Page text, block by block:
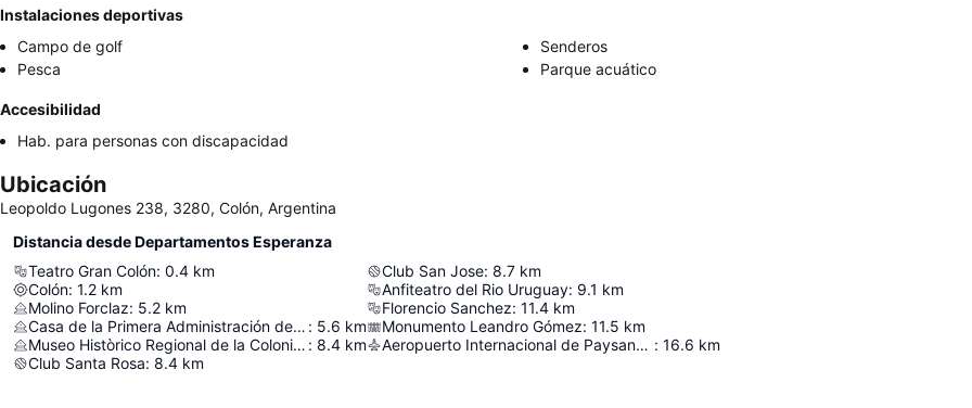
Instalaciones deportivas
Campo de golf
Senderos
Pesca
Parque acuático
Accesibilidad
Hab. para personas con discapacidad
Ubicación
Leopoldo Lugones 238, 3280, Colón, Argentina
Distancia desde Departamentos Esperanza
Teatro Gran Colón: 0.4 km
Colón: 1.2 km
Molino Forclaz: 5.2 km
Casa de la Primera Administración de la Colonia de San José : 5.6 km
Museo Històrico Regional de la Colonia de San José : 8.4 km
Club Santa Rosa: 8.4 km
Club San Jose: 8.7 km
Anfiteatro del Rio Uruguay: 9.1 km
Florencio Sanchez: 11.4 km
Monumento Leandro Gómez: 11.5 km
Aeropuerto Internacional de Paysandu "Brig. Gral. (Av.) Tydeo Larre Borges" : 16.6 km